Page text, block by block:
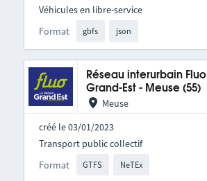
Format gbfs json
Véhicules en libre-service
Réseau interurbain Fluo
Grand-Est - Meuse (55)
Meuse
créé le 03/01/2023
Format GTFS NeTEx
Transport public collectif